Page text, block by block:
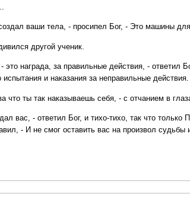
ваши тела, - просипел Бог, - Это машины
другой ученик.
это награда, за правильные действия, - ответил
испытания и наказания за неправильные действия.
что ты так наказываешь себя, - с отчанием в
вас, - ответил Бог, и тихо-тихо, так что только
- И не смог оставить вас на произвол судьбы